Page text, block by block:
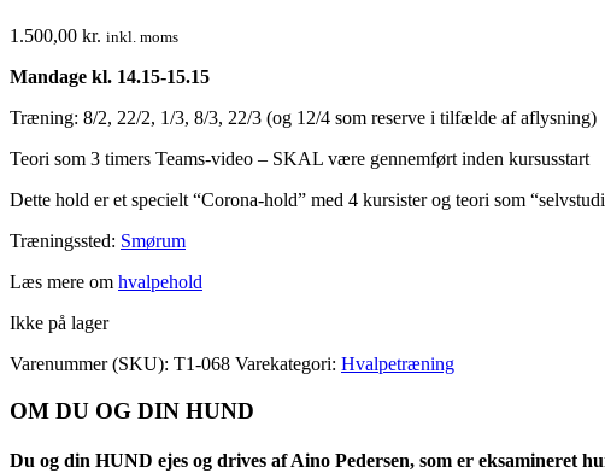
1.500,00 kr. inkl. moms
Mandage kl. 14.15-15.15
Træning: 8/2, 22/2, 1/3, 8/3, 22/3 (og 12/4 som reserve i tilfælde af aflysning)
Teori som 3 timers Teams-video – SKAL være gennemført inden kursusstart
Dette hold er et specielt “Corona-hold” med 4 kursister og teori som
Træningssted: Smørum
Læs mere om hvalpehold
Ikke på lager
Varenummer (SKU): T1-068 Varekategori: Hvalpetræning
OM DU OG DIN HUND
Du og din HUND ejes og drives af Aino Pedersen, som er